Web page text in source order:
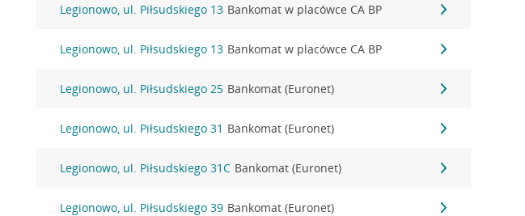
Legionowo, ul. Piłsudskiego 13 Bankomat w placówce CA BP
Legionowo, ul. Piłsudskiego 13 Bankomat w placówce CA BP
Legionowo, ul. Piłsudskiego 25 Bankomat (Euronet)
Legionowo, ul. Piłsudskiego 31 Bankomat (Euronet)
Legionowo, ul. Piłsudskiego 31C Bankomat (Euronet)
Legionowo, ul. Piłsudskiego 39 Bankomat (Euronet)